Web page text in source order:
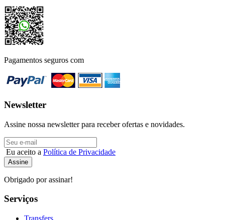
Pagamentos seguros com
Newsletter
Assine nossa newsletter para receber ofertas e novidades.
Eu aceito a Política de Privacidade
Obrigado por assinar!
Serviços